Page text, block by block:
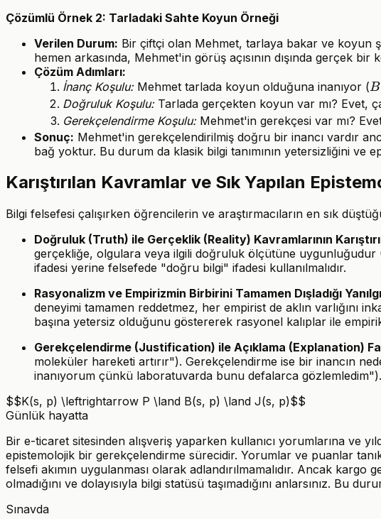
Çözümlü Örnek 2: Tarladaki Sahte Koyun Örneği
Verilen Durum: Bir çiftçi olan Mehmet, tarlaya bakar ve koyun
hemen arkasında, Mehmet'in görüş açısının dışında gerçek bir
Çözüm Adımları:
İnanç Koşulu:Mehmet tarlada koyun olduğuna inanıyor (B
Doğruluk Koşulu:Tarlada gerçekten koyun var mı? Evet,
Gerekçelendirme Koşulu:Mehmet'in gerekçesi var mı?
Sonuç: Mehmet'in gerekçelendirilmiş doğru bir inancı vardır
bağ yoktur. Bu durum da klasik bilgi tanımının yetersizliğini ve
Karıştırılan Kavramlar ve Sık Yapılan
Bilgi felsefesi çalışırken öğrencilerin ve araştırmacıların en sık
Doğruluk (Truth) ile Gerçeklik (Reality) Kavramlarının
gerçekliğe, olgulara veya ilgili doğruluk ölçütüne
ifadesi yerine felsefede "doğru bilgi" ifadesi kullanılmalıdır.
Rasyonalizm ve Empirizmin Birbirini Tamamen Dışladığı
deneyimi tamamen reddetmez, her empirist de aklın varlığını
başına yetersiz olduğunu göstererek rasyonel kalıplar ile
Gerekçelendirme (Justification) ile Açıklama (Explanation)
moleküler hareketi artırır"). Gerekçelendirme ise bir inancın
inanıyorum çünkü laboratuvarda bunu defalarca gözlemledim").
$$K(s, p) \leftrightarrow P \land B(s, p) \land J(s, p)$$
Günlük hayatta
Bir e-ticaret sitesinden alışveriş yaparken kullanıcı yorumlarına ve
epistemolojik bir gerekçelendirme sürecidir. Yorumlar ve puanlar
felsefi akımın uygulanması olarak adlandırılmamalıdır. Ancak
olmadığını ve dolayısıyla bilgi statüsü taşımadığını anlarsınız. Bu
Sınavda